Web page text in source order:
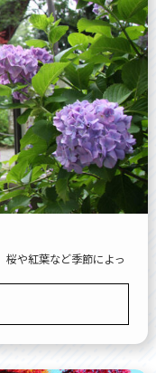
や紅葉など季節によっ